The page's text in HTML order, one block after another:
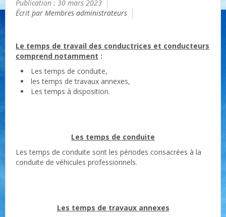
Publication : 30 mars 2023
Écrit par Membres administrateurs
Le temps de travail des conductrices et conducteurs
comprend notamment :
Les temps de conduite,
les temps de travaux annexes,
Les temps à disposition.
Les temps de conduite
Les temps de conduite sont les périodes consacrées à la
conduite de véhicules professionnels.
Les temps de travaux annexes